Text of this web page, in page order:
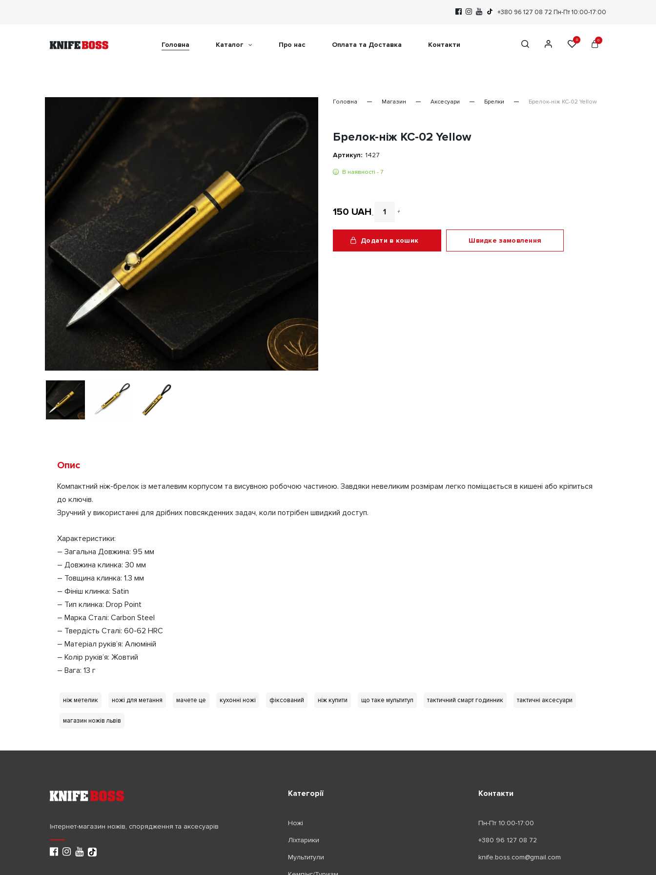
+380 96 127 08 72 Пн-Пт 10:00-17:00
Головна Каталог Про нас Оплата та Доставка Контакти
0 0
Головна Магазин Аксесуари Брелки Брелок-ніж KC-02 Yellow
Брелок-ніж KC-02 Yellow
Артикул: 1427
В наявності - 7
150 UAH-Брелок-
ніж
KC-
+
Додати в кошик Швидке замовлення
Опис
Компактний ніж-брелок із металевим корпусом та висувною робочою частиною. Завдяки невеликим розмірам легко поміщається в кишені або кріпиться
до ключів.
Зручний у використанні для дрібних повсякденних задач, коли потрібен швидкий доступ.
Характеристики:
– Загальна Довжина: 95 мм
– Довжина клинка: 30 мм
– Товщина клинка: 1.3 мм
– Фініш клинка: Satin
– Тип клинка: Drop Point
– Марка Сталі: Carbon Steel
– Твердість Сталі: 60-62 HRC
– Матеріал руків’я: Алюміній
– Колір руків’я: Жовтий
– Вага: 13 г
ніж метелик ножі для метання мачете це кухонні ножі фіксований ніж купити що таке мультитул тактичний смарт годинник тактичні аксесуари
магазин ножів львів
Інтернет-магазин ножів, спорядження та аксесуарів
Категорії
Ножі
Ліхтарики
Мультитули
Контакти
Пн-Пт 10:00-17:00
+380 96 127 08 72
knife.boss.com@gmail.com